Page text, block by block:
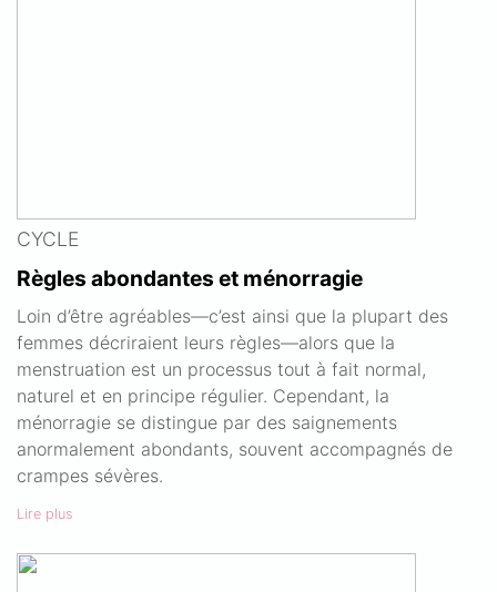
CYCLE
Règles abondantes et ménorragie
Loin d’être agréables—c’est ainsi que la plupart des
femmes décriraient leurs règles—alors que la
menstruation est un processus tout à fait normal,
naturel et en principe régulier. Cependant, la
ménorragie se distingue par des saignements
anormalement abondants, souvent accompagnés de
crampes sévères.
Lire plus